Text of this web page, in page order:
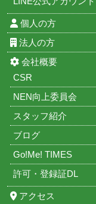
個人の方
法人の方
会社概要
CSR
NEN向上委員会
スタッフ紹介
ブログ
Go!Me! TIMES
許可・登録証DL
アクセス